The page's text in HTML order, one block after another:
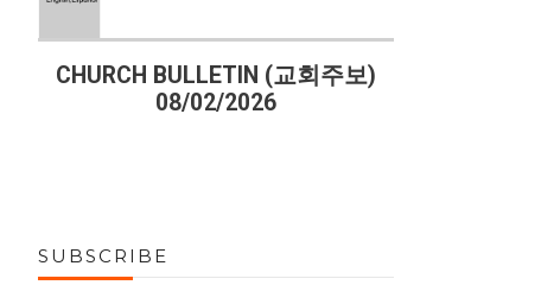
CHURCH BULLETIN (교회주보)
08/02/2026
SUBSCRIBE